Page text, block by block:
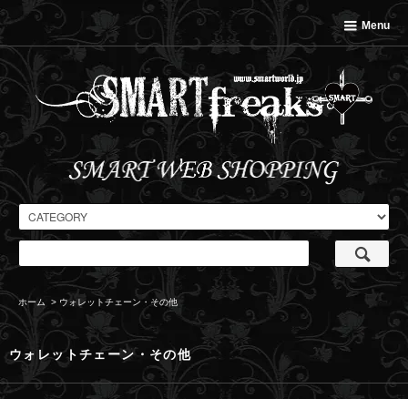
Menu
ホーム > ウォレットチェーン・その他
ウォレットチェーン・その他